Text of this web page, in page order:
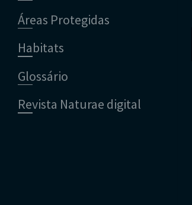
Áreas Protegidas
Habitats
Glossário
Revista Naturae digital